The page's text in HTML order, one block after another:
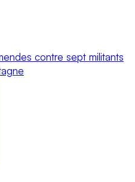
contre sept militants